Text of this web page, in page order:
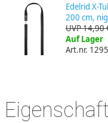
Edelrid X-
200 cm,
UVP 14,90
Auf Lager
Art.nr.